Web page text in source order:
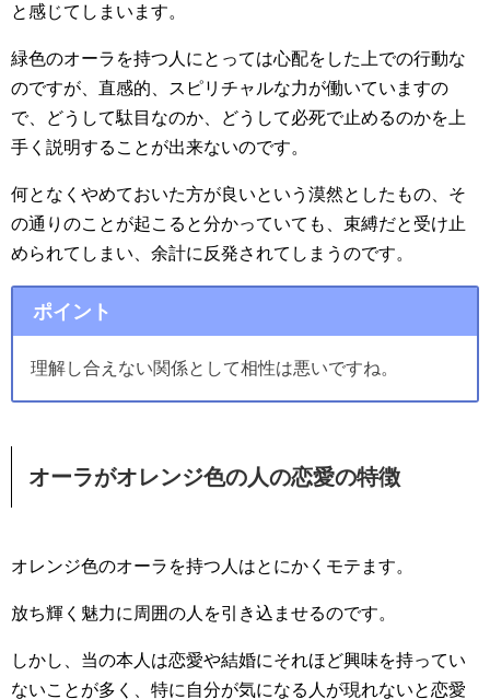
と感じてしまいます。
緑色のオーラを持つ人にとっては心配をした上での行動な
のですが、直感的、スピリチャルな力が働いていますの
で、どうして駄目なのか、どうして必死で止めるのかを上
手く説明することが出来ないのです。
何となくやめておいた方が良いという漠然としたもの、そ
の通りのことが起こると分かっていても、束縛だと受け止
められてしまい、余計に反発されてしまうのです。
ポイント
理解し合えない関係として相性は悪いですね。
オーラがオレンジ色の人の恋愛の特徴
オレンジ色のオーラを持つ人はとにかくモテます。
放ち輝く魅力に周囲の人を引き込ませるのです。
しかし、当の本人は恋愛や結婚にそれほど興味を持ってい
ないことが多く、特に自分が気になる人が現れないと恋愛